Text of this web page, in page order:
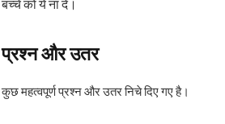
बच्चे को ये ना दे।
प्रश्न और उतर
कुछ महत्वपूर्ण प्रश्न और उतर निचे दिए गए है।